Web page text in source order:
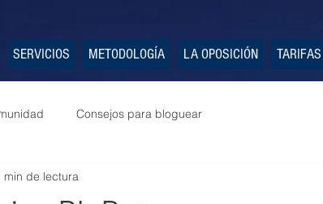
SERVICIOS METODOLOGÍA LA OPOSICIÓN TARIFAS
Consejos para bloguear
min de lectura